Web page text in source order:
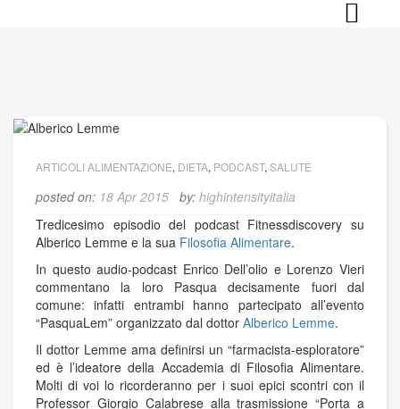
ARTICOLI ALIMENTAZIONE, DIETA, PODCAST, SALUTE
posted on: 18 Apr 2015 by: highintensityitalia
Tredicesimo episodio del podcast Fitnessdiscovery su
Alberico Lemme e la sua Filosofia Alimentare.
In questo audio-podcast Enrico Dell’olio e Lorenzo Vieri
commentano la loro Pasqua decisamente fuori dal
comune: infatti entrambi hanno partecipato all’evento
“PasquaLem” organizzato dal dottor Alberico Lemme.
Il dottor Lemme ama definirsi un “farmacista-esploratore”
ed è l’ideatore della Accademia di Filosofia Alimentare.
Molti di voi lo ricorderanno per i suoi epici scontri con il
Professor Giorgio Calabrese alla trasmissione “Porta a